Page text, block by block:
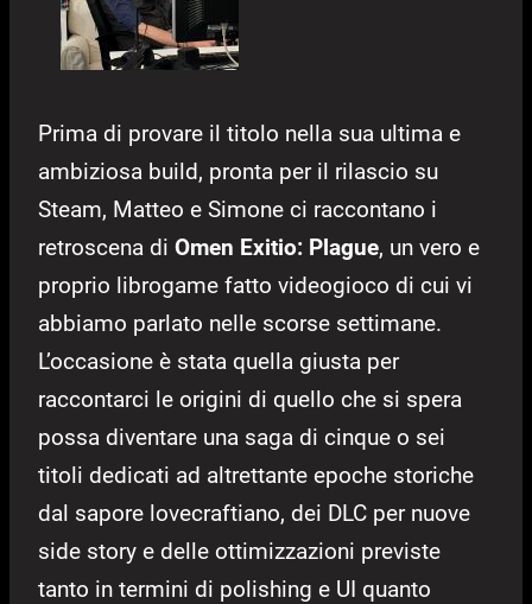
Prima di provare il titolo nella sua ultima e
ambiziosa build, pronta per il rilascio su
Steam, Matteo e Simone ci raccontano i
retroscena di Omen Exitio: Plague, un vero e
proprio librogame fatto videogioco di cui vi
abbiamo parlato nelle scorse settimane.
L’occasione è stata quella giusta per
raccontarci le origini di quello che si spera
possa diventare una saga di cinque o sei
titoli dedicati ad altrettante epoche storiche
dal sapore lovecraftiano, dei DLC per nuove
side story e delle ottimizzazioni previste
tanto in termini di polishing e UI quanto